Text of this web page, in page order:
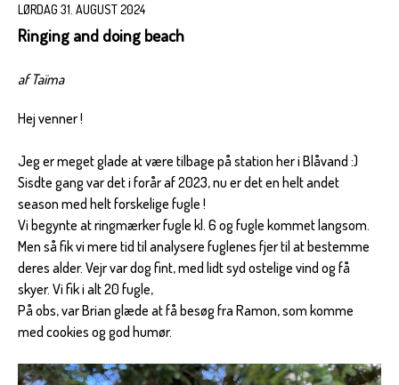
LØRDAG 31. AUGUST 2024
Ringing and doing beach
af Taïma
Hej venner !
Jeg er meget glade at være tilbage på station her i Blåvand :)
Sisdte gang var det i forår af 2023, nu er det en helt andet
season med helt forskelige fugle !
Vi begynte at ringmærker fugle kl. 6 og fugle kommet langsom.
Men så fik vi mere tid til analysere fuglenes fjer til at bestemme
deres alder. Vejr var dog fint, med lidt syd ostelige vind og få
skyer. Vi fik i alt 20 fugle,
På obs, var Brian glæde at få besøg fra Ramon, som komme
med cookies og god humør.